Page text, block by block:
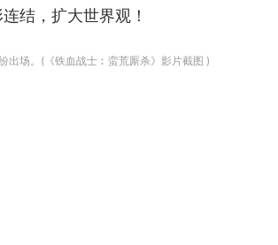
结，扩大世界观！
出场。(《铁血战士︰蛮荒厮杀》影片截图 )